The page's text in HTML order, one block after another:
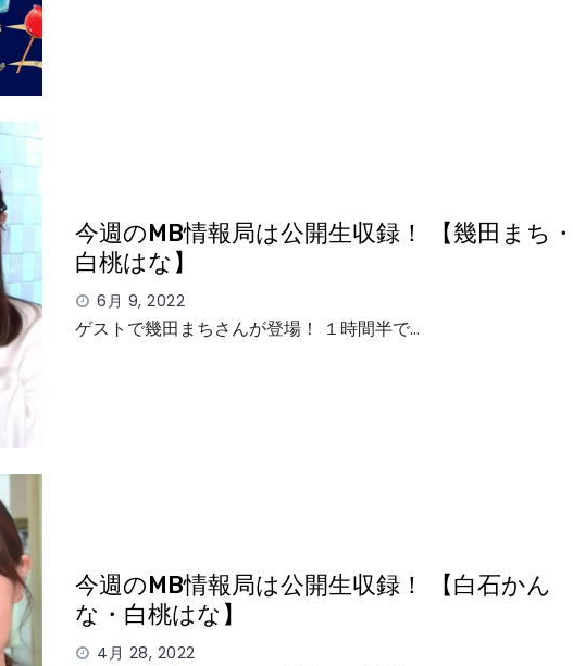
今週のMB情報局は公開生収録！ 【幾田まち・
白桃はな】
6月 9, 2022
ゲストで幾田まちさんが登場！ １時間半で…
今週のMB情報局は公開生収録！ 【白石かん
な・白桃はな】
4月 28, 2022